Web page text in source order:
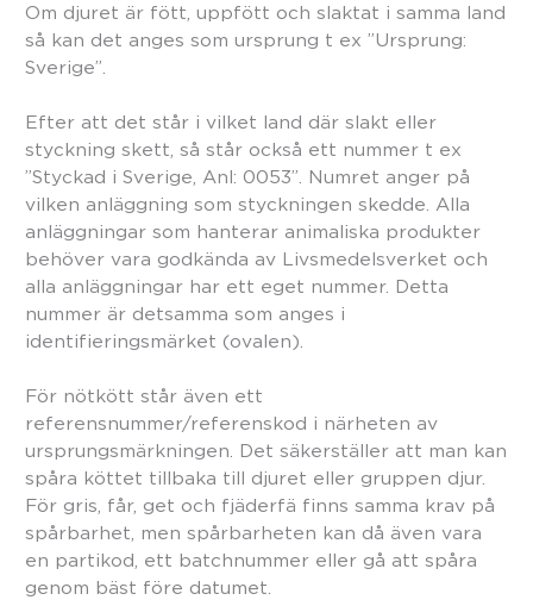
Om djuret är fött, uppfött och slaktat i samma land
så kan det anges som ursprung t ex ”Ursprung:
Sverige”.
Efter att det står i vilket land där slakt eller
styckning skett, så står också ett nummer t ex
”Styckad i Sverige, Anl: 0053”. Numret anger på
vilken anläggning som styckningen skedde. Alla
anläggningar som hanterar animaliska produkter
behöver vara godkända av Livsmedelsverket och
alla anläggningar har ett eget nummer. Detta
nummer är detsamma som anges i
identifieringsmärket (ovalen).
För nötkött står även ett
referensnummer/referenskod i närheten av
ursprungsmärkningen. Det säkerställer att man kan
spåra köttet tillbaka till djuret eller gruppen djur.
För gris, får, get och fjäderfä finns samma krav på
spårbarhet, men spårbarheten kan då även vara
en partikod, ett batchnummer eller gå att spåra
genom bäst före datumet.